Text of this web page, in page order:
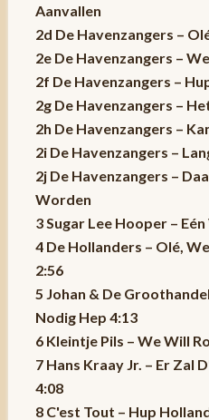
Aanvallen
2d De Havenzangers –
2e De Havenzangers –
2f De Havenzangers –
2g De Havenzangers –
2h De Havenzangers –
2i De Havenzangers –
2j De Havenzangers –
Worden
3 Sugar Lee Hooper –
4 De Hollanders – Olé,
2:56
5 Johan & De
Nodig Hep 4:13
6 Kleintje Pils – We Will
7 Hans Kraay Jr. – Er Zal
4:08
8 C'est Tout – Hup